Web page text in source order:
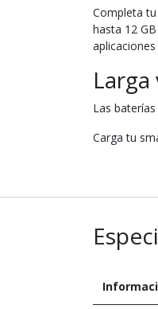
Completa
hasta 12
Las
Carga tu